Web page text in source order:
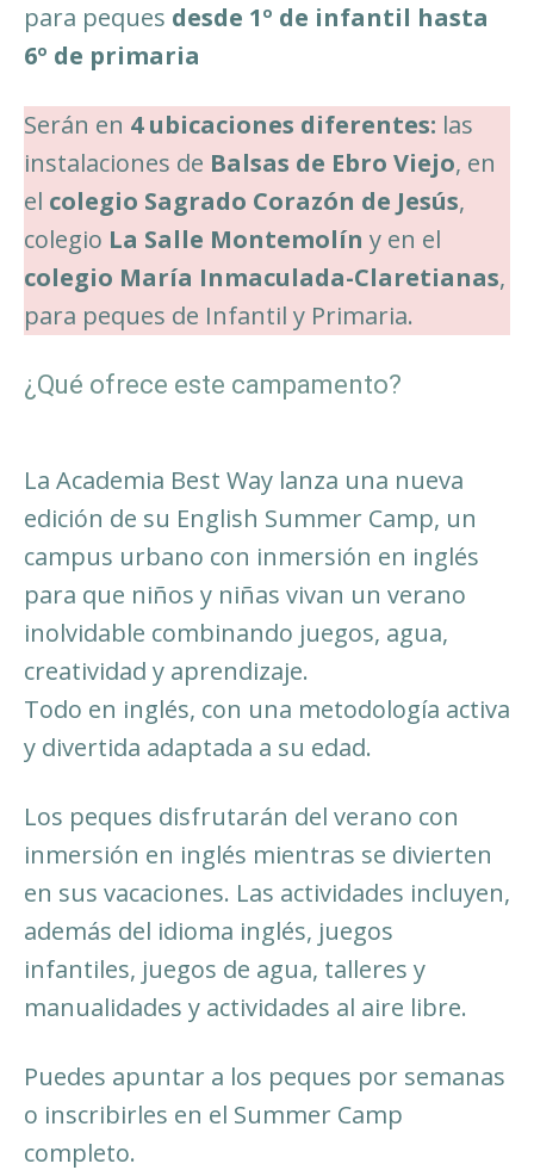
para peques desde 1º de infantil hasta
6º de primaria
Serán en 4 ubicaciones diferentes: las
instalaciones de Balsas de Ebro Viejo, en
el colegio Sagrado Corazón de Jesús,
colegio La Salle Montemolín y en el
colegio María Inmaculada-Claretianas,
para peques de Infantil y Primaria.
¿Qué ofrece este campamento?
La Academia Best Way lanza una nueva
edición de su English Summer Camp, un
campus urbano con inmersión en inglés
para que niños y niñas vivan un verano
inolvidable combinando juegos, agua,
creatividad y aprendizaje.
Todo en inglés, con una metodología activa
y divertida adaptada a su edad.
Los peques disfrutarán del verano con
inmersión en inglés mientras se divierten
en sus vacaciones. Las actividades incluyen,
además del idioma inglés, juegos
infantiles, juegos de agua, talleres y
manualidades y actividades al aire libre.
Puedes apuntar a los peques por semanas
o inscribirles en el Summer Camp
completo.